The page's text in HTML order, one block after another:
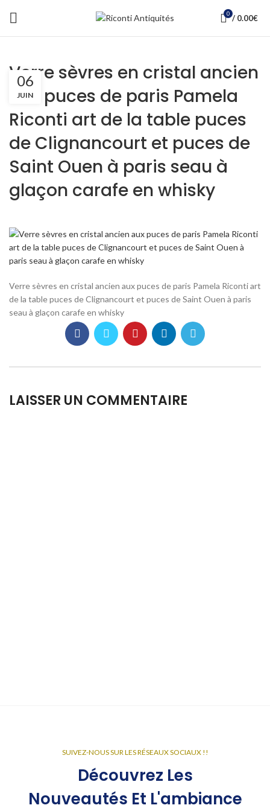
0 / 0.00€
Verre sèvres en cristal ancien
aux puces de paris Pamela
Riconti art de la table puces
de Clignancourt et puces de
Saint Ouen à paris seau à
glaçon carafe en whisky
06
JUIN
Verre sèvres en cristal ancien aux puces de paris Pamela Riconti art
de la table puces de Clignancourt et puces de Saint Ouen à paris
seau à glaçon carafe en whisky
LAISSER UN COMMENTAIRE
SUIVEZ-NOUS SUR LES RÉSEAUX SOCIAUX !!
Découvrez Les
Nouveautés Et L'ambiance